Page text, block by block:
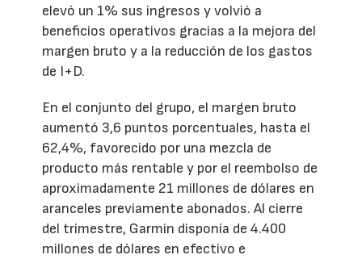
elevó un 1% sus ingresos y volvió a
beneficios operativos gracias a la mejora del
margen bruto y a la reducción de los gastos
de I+D.
En el conjunto del grupo, el margen bruto
aumentó 3,6 puntos porcentuales, hasta el
62,4%, favorecido por una mezcla de
producto más rentable y por el reembolso de
aproximadamente 21 millones de dólares en
aranceles previamente abonados. Al cierre
del trimestre, Garmin disponía de 4.400
millones de dólares en efectivo e